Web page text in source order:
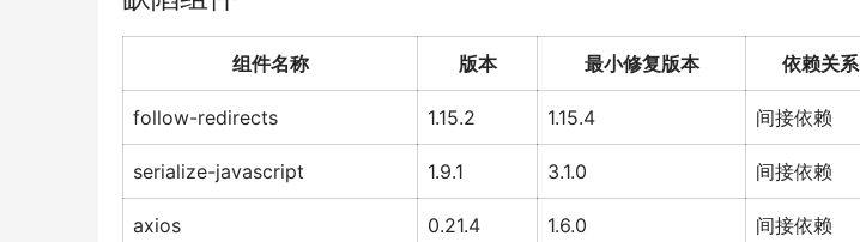
组件名称 版本 最小修复版本 依赖关系
follow-redirects 1.15.2 1.15.4 间接依赖
serialize-javascript 1.9.1 3.1.0 间接依赖
axios 0.21.4 1.6.0 间接依赖